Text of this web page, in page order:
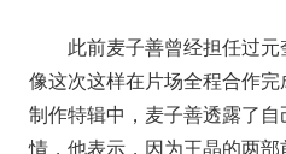
此前麦子善曾经担任过元
像这次这样在片场全程合作
制作特辑中，麦子善透露了
情，他表示，因为王晶的两部